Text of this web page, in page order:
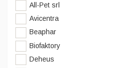
All-Pet srl
Avicentra
Beaphar
Biofaktory
Deheus